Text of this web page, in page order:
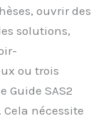
ouvrir des
solutions,
ou trois
Guide SAS2
nécessite